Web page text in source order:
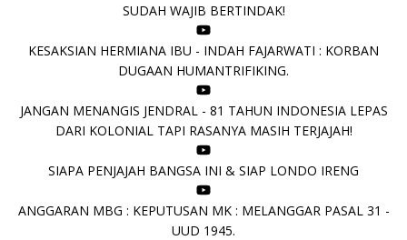
SUDAH WAJIB BERTINDAK!
KESAKSIAN HERMIANA IBU - INDAH FAJARWATI : KORBAN
DUGAAN HUMANTRIFIKING.
JANGAN MENANGIS JENDRAL - 81 TAHUN INDONESIA LEPAS
DARI KOLONIAL TAPI RASANYA MASIH TERJAJAH!
SIAPA PENJAJAH BANGSA INI & SIAP LONDO IRENG
ANGGARAN MBG : KEPUTUSAN MK : MELANGGAR PASAL 31 -
UUD 1945.